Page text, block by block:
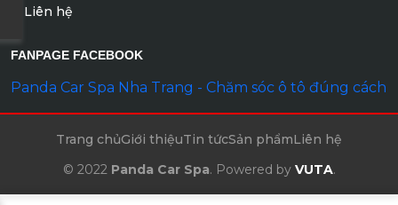
Liên hệ
FANPAGE FACEBOOK
Panda Car Spa Nha Trang - Chăm sóc ô tô đúng cách
Trang chủGiới thiệuTin tứcSản phẩmLiên hệ
© 2022 Panda Car Spa. Powered by VUTA.